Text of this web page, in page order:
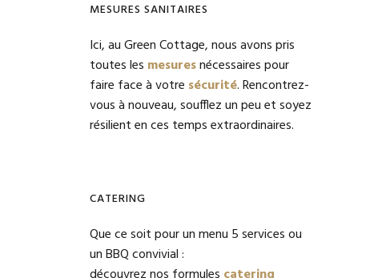
MESURES SANITAIRES
Ici, au Green Cottage, nous avons pris
toutes les mesuresnécessaires pour
faire face à votre sécurité. Rencontrez-
vous à nouveau, soufflez un peu et soyez
résilient en ces temps extraordinaires.
CATERING
Que ce soit pour un menu 5 services ou
un BBQ convivial :